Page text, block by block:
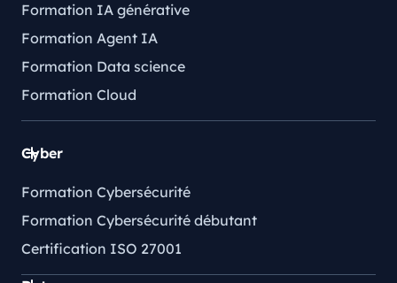
Formation IA générative
Formation Agent IA
Formation Data science
Formation Cloud
Cyber
Formation Cybersécurité
Formation Cybersécurité débutant
Certification ISO 27001